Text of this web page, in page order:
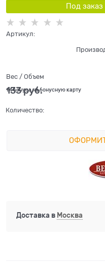
Под заказ
Артикул:
Вес / Объем
133 руб.
+4 бонуса на бонусную карту
Количество:
Доставка в Москва